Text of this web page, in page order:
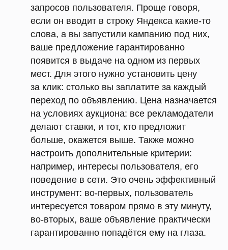
запросов пользователя. Проще говоря,
если он вводит в строку Яндекса какие-то
слова, а вы запустили кампанию под них,
ваше предложение гарантированно
появится в выдаче на одном из первых
мест. Для этого нужно установить цену
за клик: столько вы заплатите за каждый
переход по объявлению. Цена назначается
на условиях аукциона: все рекламодатели
делают ставки, и тот, кто предложит
больше, окажется выше. Также можно
настроить дополнительные критерии:
например, интересы пользователя, его
поведение в сети. Это очень эффективный
инструмент: во-первых, пользователь
интересуется товаром прямо в эту минуту,
во-вторых, ваше объявление практически
гарантированно попадётся ему на глаза.